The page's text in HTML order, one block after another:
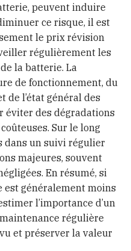
peuvent induire
ce risque, il est
le prix révision
régulièrement les
la batterie. La
de fonctionnement, du
de l’état général des
éviter des dégradations
Sur le long
dans un suivi régulier
majeures, souvent
En résumé, si
est généralement moins
l’importance d’un
régulière
et préserver la valeur